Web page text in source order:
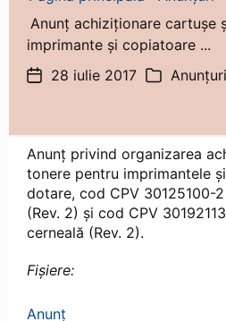
Anunț achiziționare cartușe
imprimante și copiatoare ...
Dată28 iulie 2017 Categorii
Anunțuri
Anunț privind organizarea
tonere pentru imprimantele
dotare, cod CPV 30125100-
(Rev. 2) și cod CPV
cerneală (Rev. 2).
Fișiere:
Anunț